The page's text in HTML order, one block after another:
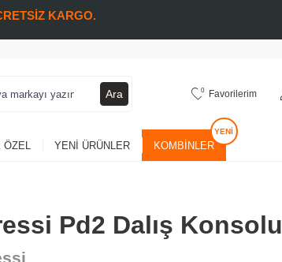
KARGO.
Ara 0 Favorilerim
YENI ÜRÜNLER KOMBINLER
Pd2 Dalış Konsolu